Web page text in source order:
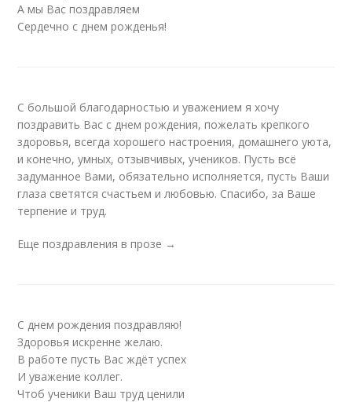
А мы Вас поздравляем
Сердечно с днем рожденья!
С большой благодарностью и уважением я хочу
поздравить Вас с днем рождения, пожелать крепкого
здоровья, всегда хорошего настроения, домашнего уюта,
и конечно, умных, отзывчивых, учеников. Пусть всё
задуманное Вами, обязательно исполняется, пусть Ваши
глаза светятся счастьем и любовью. Спасибо, за Ваше
терпение и труд.
Еще поздравления в прозе →
С днем рождения поздравляю!
Здоровья искренне желаю.
В работе пусть Вас ждёт успех
И уважение коллег.
Чтоб ученики Ваш труд ценили